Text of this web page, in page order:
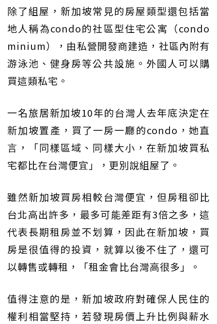
除了組屋，新加坡常見的房屋類型還包括當
地人稱為condo的社區型住宅公寓（condo
minium），由私營開發商建造，社區內附有
游泳池、健身房等公共設施。外國人可以購
買這類私宅。
一名旅居新加坡10年的台灣人去年底決定在
新加坡置產，買了一房一廳的condo，她直
言，「同樣區域、同樣大小，在新加坡買私
宅都比在台灣便宜」，更別說組屋了。
雖然新加坡買房相較台灣便宜，但房租卻比
台北高出許多，最多可能差距有3倍之多，這
代表長期租房並不划算，因此在新加坡，買
房是很值得的投資，就算以後不住了，還可
以轉售或轉租，「租金會比台灣高很多」。
值得注意的是，新加坡政府對確保人民住的
權利相當堅持，若發現房價上升比例與薪水